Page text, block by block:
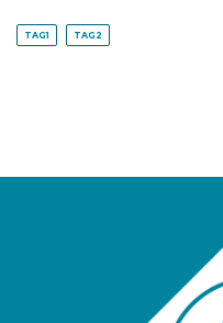
TAG1 TAG2